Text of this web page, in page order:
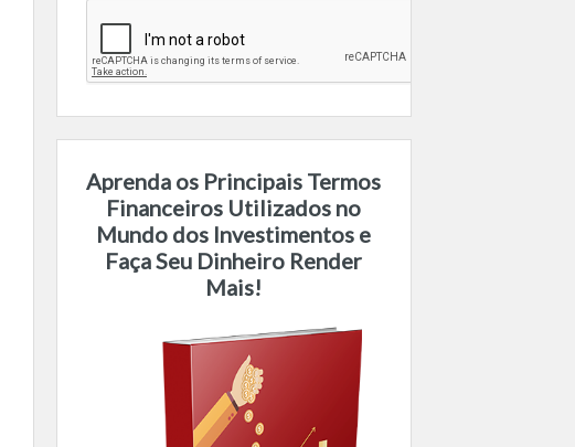
Aprenda os Principais Termos
Financeiros Utilizados no
Mundo dos Investimentos e
Faça Seu Dinheiro Render
Mais!